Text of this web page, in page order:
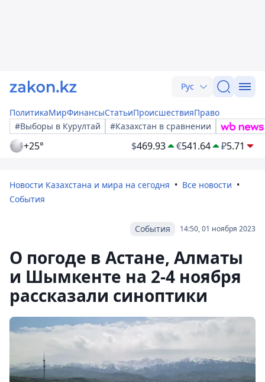
Рус
ПолитикаМирФинансыСтатьиПроисшествияПраво
#Выборы в Курултай
#Казахстан в сравнении
+25° $469.93 €541.64 ₽5.71
Новости Казахстана и мира на сегодня
Все новости
События
14:50, 01 ноября 2023
События
О погоде в Астане, Алматы
и Шымкенте на 2-4 ноября
рассказали синоптики